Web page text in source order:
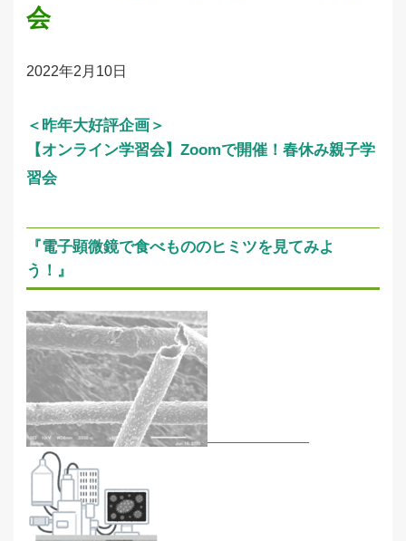
会
2022年2月10日
＜昨年大好評企画＞
【オンライン学習会】Zoomで開催！春休み親子学
習会
『電子顕微鏡で食べもののヒミツを見てみよ
う！』